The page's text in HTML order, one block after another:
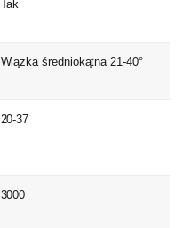
Tak
Wiązka średniokątna 21-40°
20-37
3000